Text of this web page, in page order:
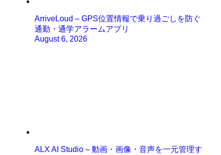
ArriveLoud – GPS位置情報で乗り過ごしを防ぐ
通勤・通学アラームアプリ
August 6, 2026
ALX AI Studio – 動画・画像・音声を一元管理す